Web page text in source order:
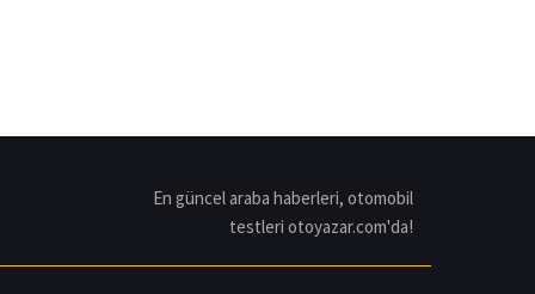
En güncel araba haberleri, otomobil
testleri otoyazar.com'da!